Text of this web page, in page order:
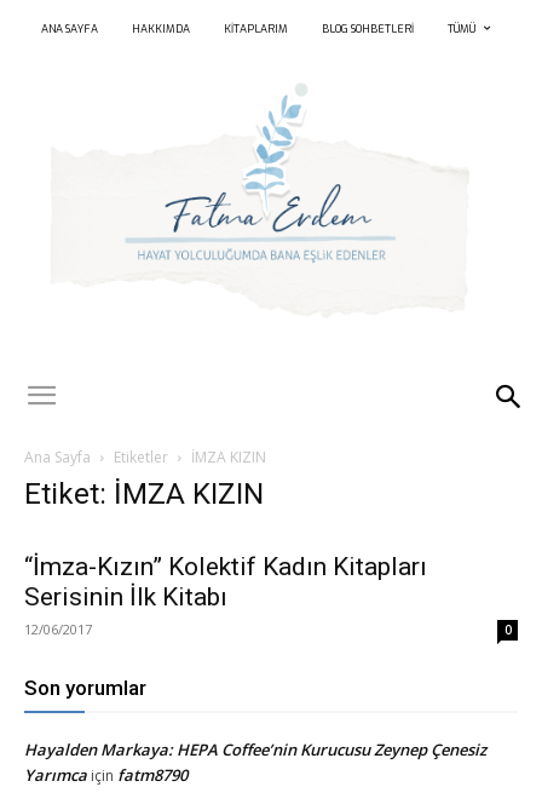
ANA SAYFA HAKKIMDA KITAPLARIM BLOG SOHBETLERI TÜMÜ
Ana Sayfa Etiketler İMZA KIZIN
Etiket: İMZA KIZIN
“İmza-Kızın” Kolektif Kadın Kitapları
Serisinin İlk Kitabı
12/06/2017 0
Son yorumlar
Hayalden Markaya: HEPA Coffee’nin Kurucusu Zeynep Çenesiz
Yarımca için fatm8790